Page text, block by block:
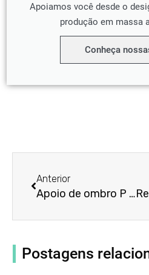
Apoiamos você desde o
produção em massa
Conheça
Anterior
Apoio de ombro P Tex para dores no ombro: 5 coisas que precisa de saber
Postagens